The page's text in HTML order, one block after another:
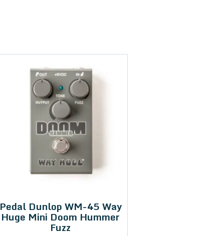
Pedal Dunlop WM-45 Way
Huge Mini Doom Hummer
Fuzz